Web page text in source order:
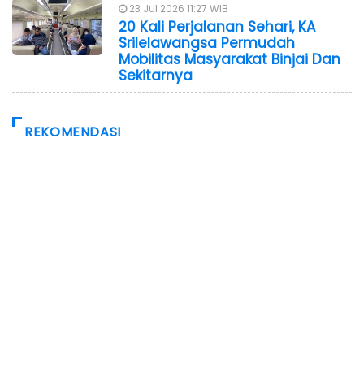
23 Jul 2026 11:27 WIB
20 Kali Perjalanan Sehari, KA
Srilelawangsa Permudah
Mobilitas Masyarakat Binjai Dan
Sekitarnya
REKOMENDASI